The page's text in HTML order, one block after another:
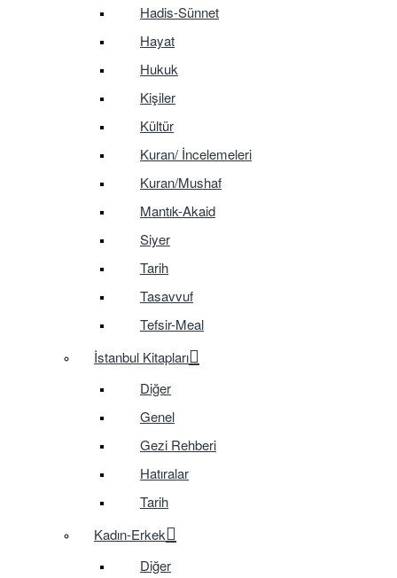
Hadis-Sünnet
Hayat
Hukuk
Kişiler
Kültür
Kuran/ İncelemeleri
Kuran/Mushaf
Mantık-Akaid
Siyer
Tarih
Tasavvuf
Tefsir-Meal
İstanbul Kitapları
Diğer
Genel
Gezi Rehberi
Hatıralar
Tarih
Kadın-Erkek
Diğer